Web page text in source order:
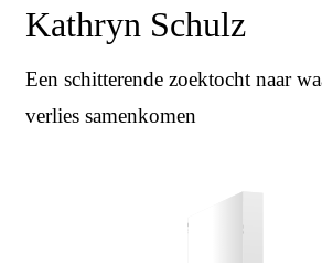
Kathryn Schulz
Een schitterende zoektocht naar
verlies samenkomen